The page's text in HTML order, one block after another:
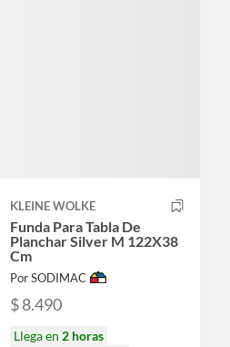
KLEINE WOLKE
Funda Para Tabla De
Planchar Silver M 122X38
Cm
Por SODIMAC
$ 8.490
Llega en 2 horas